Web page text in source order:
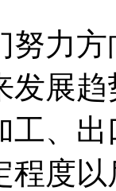
努力
发展
工、
程度